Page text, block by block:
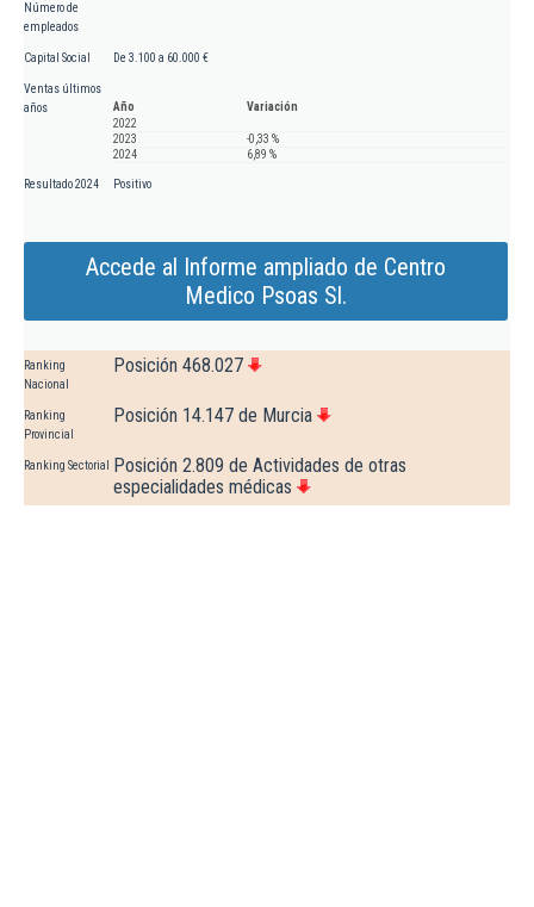
Número de
empleados
Capital Social De 3.100 a 60.000 €
Ventas últimos
años
Año
Variación
2022
2023
-0,33 %
2024
6,89 %
Resultado 2024 Positivo
Accede al Informe ampliado de Centro
Medico Psoas Sl.
Ranking
Nacional
Posición 468.027
Ranking
Provincial
Posición 14.147 de Murcia
Ranking Sectorial
Posición 2.809 de Actividades de otras
especialidades médicas